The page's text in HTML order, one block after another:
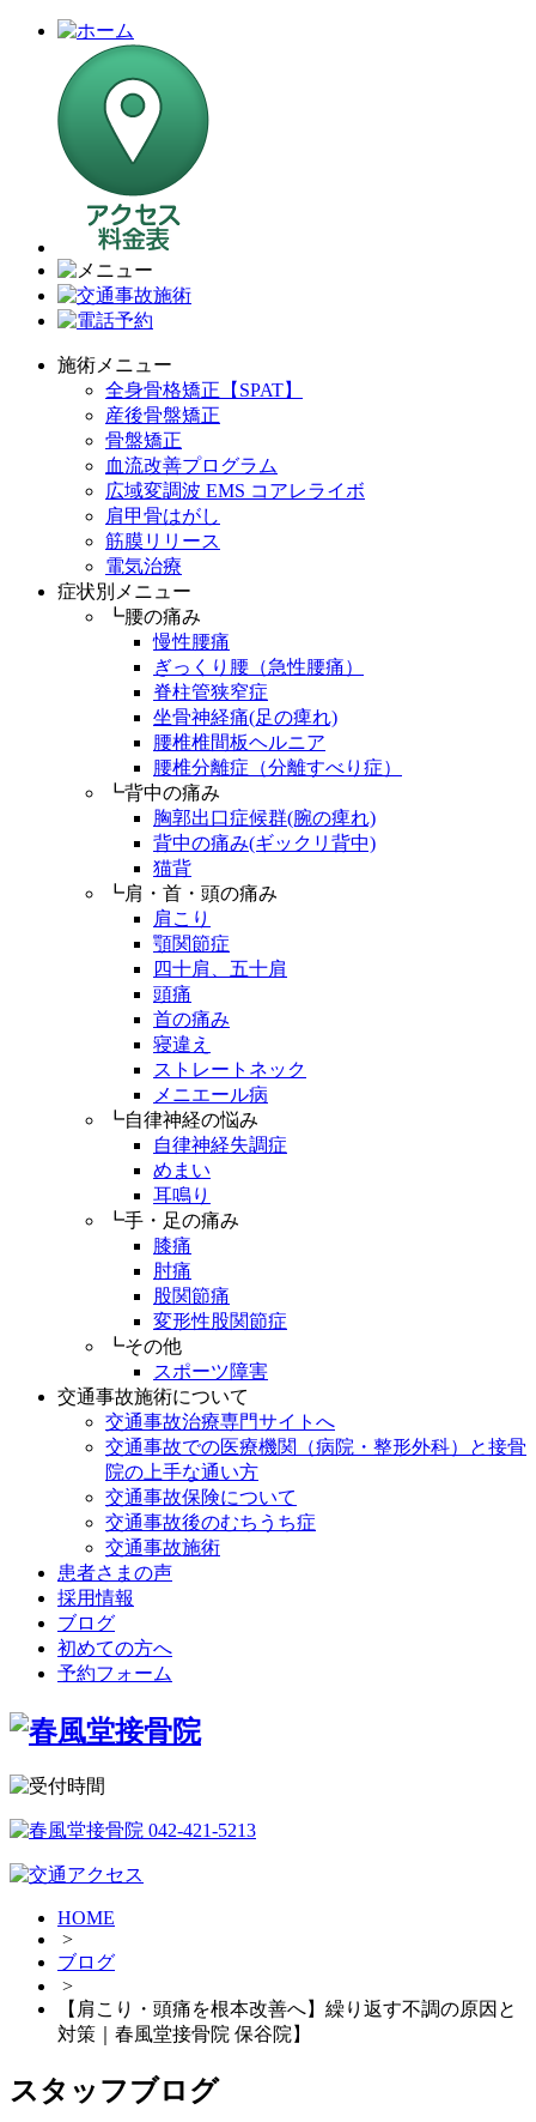
施術メニュー
全身骨格矯正【SPAT】
産後骨盤矯正
骨盤矯正
血流改善プログラム
広域変調波 EMS コアレライボ
肩甲骨はがし
筋膜リリース
電気治療
症状別メニュー
┗腰の痛み
慢性腰痛
ぎっくり腰（急性腰痛）
脊柱管狭窄症
坐骨神経痛(足の痺れ)
腰椎椎間板ヘルニア
腰椎分離症（分離すべり症）
┗背中の痛み
胸郭出口症候群(腕の痺れ)
背中の痛み(ギックリ背中)
猫背
┗肩・首・頭の痛み
肩こり
顎関節症
四十肩、五十肩
頭痛
首の痛み
寝違え
ストレートネック
メニエール病
┗自律神経の悩み
自律神経失調症
めまい
耳鳴り
┗手・足の痛み
膝痛
肘痛
股関節痛
変形性股関節症
┗その他
スポーツ障害
交通事故施術について
交通事故治療専門サイトへ
交通事故での医療機関（病院・整形外科）と接骨
院の上手な通い方
交通事故保険について
交通事故後のむちうち症
交通事故施術
患者さまの声
採用情報
ブログ
初めての方へ
予約フォーム
HOME
>
ブログ
>
【肩こり・頭痛を根本改善へ】繰り返す不調の原因と
対策｜春風堂接骨院 保谷院】
スタッフブログ